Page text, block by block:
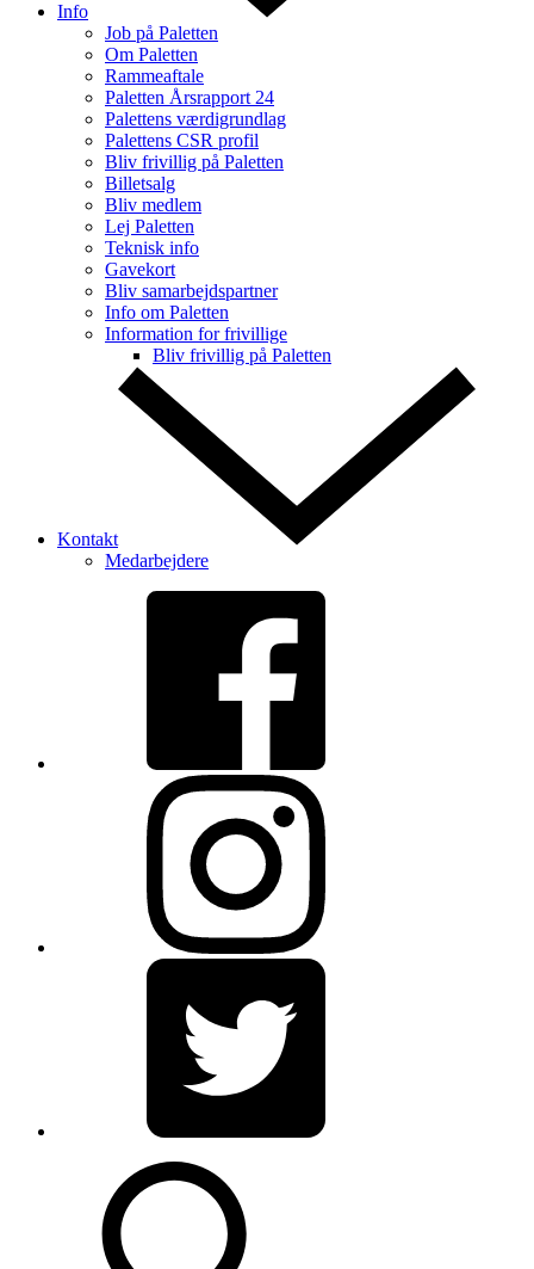
Info
Job på Paletten
Om Paletten
Rammeaftale
Paletten Årsrapport 24
Palettens værdigrundlag
Palettens CSR profil
Bliv frivillig på Paletten
Billetsalg
Bliv medlem
Lej Paletten
Teknisk info
Gavekort
Bliv samarbejdspartner
Info om Paletten
Information for frivillige
Bliv frivillig på Paletten
Kontakt
Medarbejdere